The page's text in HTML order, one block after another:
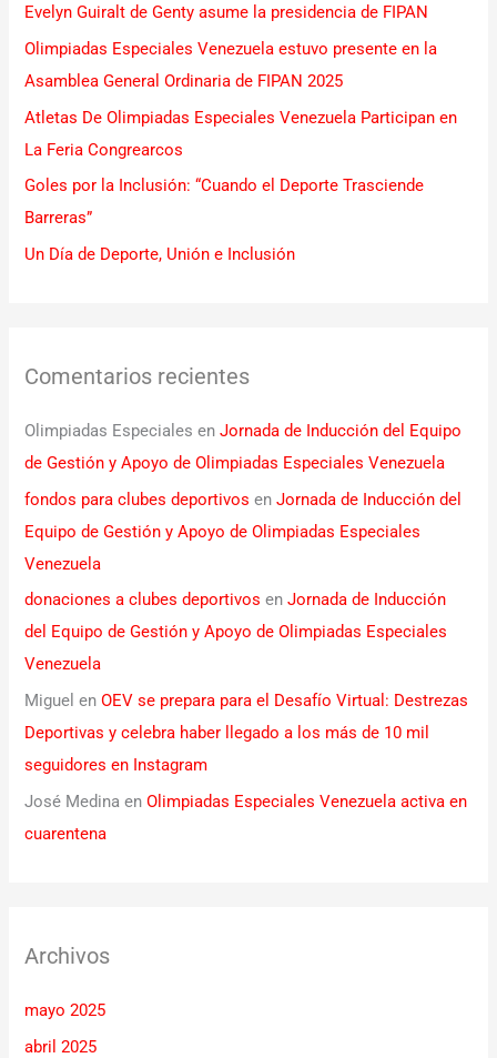
p
o
r
:
Evelyn Guiralt de Genty asume la presidencia de FIPAN
Olimpiadas Especiales Venezuela estuvo presente en la
Asamblea General Ordinaria de FIPAN 2025
Atletas De Olimpiadas Especiales Venezuela Participan en
La Feria Congrearcos
Goles por la Inclusión: “Cuando el Deporte Trasciende
Barreras”
Un Día de Deporte, Unión e Inclusión
Comentarios recientes
Olimpiadas Especiales enJornada de Inducción del Equipo
de Gestión y Apoyo de Olimpiadas Especiales Venezuela
fondos para clubes deportivos enJornada de Inducción del
Equipo de Gestión y Apoyo de Olimpiadas Especiales
Venezuela
donaciones a clubes deportivos enJornada de Inducción
del Equipo de Gestión y Apoyo de Olimpiadas Especiales
Venezuela
Miguel enOEV se prepara para el Desafío Virtual: Destrezas
Deportivas y celebra haber llegado a los más de 10 mil
seguidores en Instagram
José Medina enOlimpiadas Especiales Venezuela activa en
cuarentena
Archivos
mayo 2025
abril 2025